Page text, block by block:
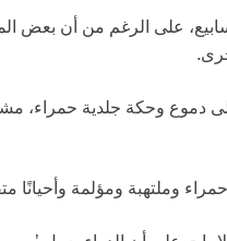
على الرغم من أن بعض
دموع وحكة جلدية حمراء،
حمراء وملتهبة ومؤلمة